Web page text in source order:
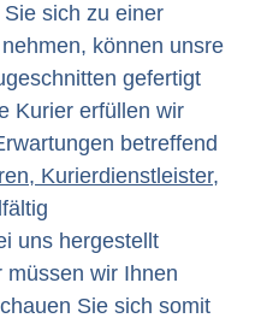
sich zu einer
können unsre
gefertigt
Kurier erfüllen wir
betreffend
Kurierdienstleister,
uns hergestellt
wir Ihnen
Sie sich somit